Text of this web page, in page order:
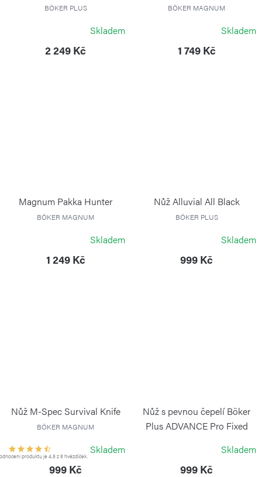
BÖKER PLUS
Skladem
2 249 Kč
BÖKER MAGNUM
Skladem
1 749 Kč
Magnum Pakka Hunter
BÖKER MAGNUM
Skladem
1 249 Kč
Nůž Alluvial All Black
BÖKER PLUS
Skladem
999 Kč
Nůž M-Spec Survival Knife
BÖKER MAGNUM
produktu je 4,5 z 5 hvězdiček.
Skladem
999 Kč
Nůž s pevnou čepelí Böker
Plus ADVANCE Pro Fixed
Skladem
999 Kč